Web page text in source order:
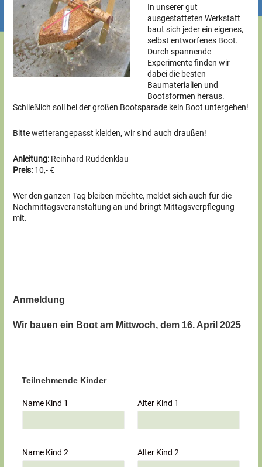
In unserer gut
ausgestatteten Werkstatt
baut sich jeder ein eigenes,
selbst entworfenes Boot.
Durch spannende
Experimente finden wir
dabei die besten
Baumaterialien und
Bootsformen heraus.
Schließlich soll bei der großen Bootsparade kein Boot untergehen!
Bitte wetterangepasst kleiden, wir sind auch draußen!
Anleitung: Reinhard Rüddenklau
Preis: 10,- €
Wer den ganzen Tag bleiben möchte, meldet sich auch für die
Nachmittagsveranstaltung an und bringt Mittagsverpflegung
mit.
Anmeldung
Wir bauen ein Boot am Mittwoch, dem 16. April 2025
Teilnehmende Kinder
Name Kind 1 Alter Kind 1
Name Kind 2 Alter Kind 2